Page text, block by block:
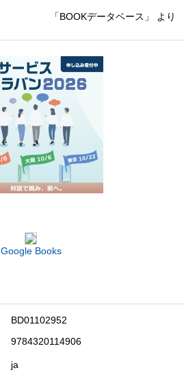
「BOOKデータベース」 より
Google Books
BD01102952
9784320114906
ja